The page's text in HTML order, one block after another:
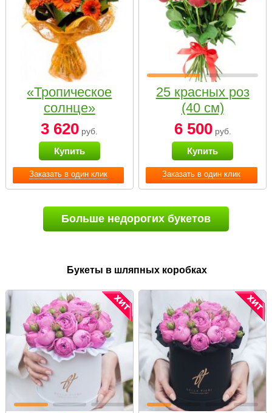
Заказать в один клик
«Тропическое
солнце»
3 620 руб.
Купить
Заказать в один клик
25 красных роз
(40 см)
6 500руб.
Купить
Больше недорогих букетов
Букеты в шляпных коробках